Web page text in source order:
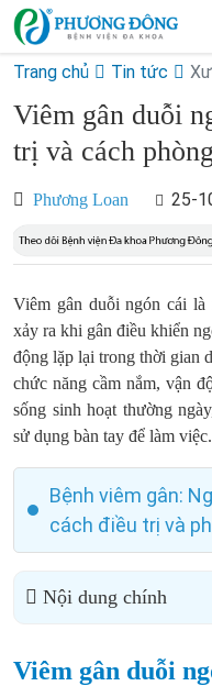
Trang chủ Tin tức
Viêm gân duỗi
trị và cách
Phương Loan 25-
Viêm gân duỗi ngón cái là
xảy ra khi gân điều khiển
động lặp lại trong thời gian
chức năng cầm nắm, vận
sống sinh hoạt thường
sử dụng bàn tay để làm việc.
Bệnh viêm gân:
cách điều trị và
Nội dung chính
Viêm gân duỗi